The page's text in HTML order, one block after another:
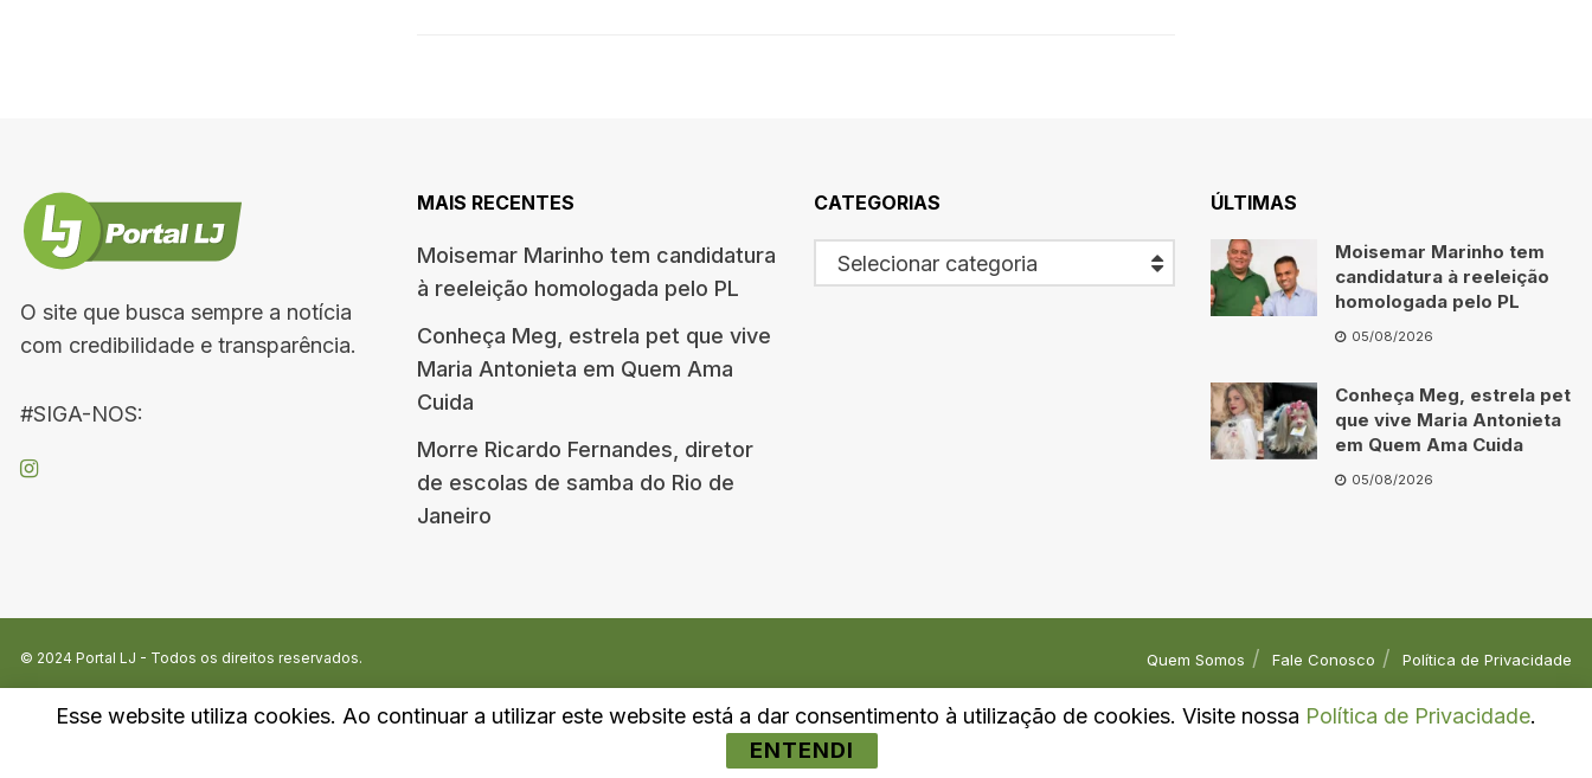
O site que busca sempre a notícia
com credibilidade e transparência.
#SIGA-NOS:
MAIS RECENTES
Moisemar Marinho tem candidatura
à reeleição homologada pelo PL
Conheça Meg, estrela pet que vive
Maria Antonieta em Quem Ama
Cuida
Morre Ricardo Fernandes, diretor
de escolas de samba do Rio de
Janeiro
CATEGORIAS
Selecionar categoria
ÚLTIMAS
Moisemar Marinho tem
candidatura à reeleição
homologada pelo PL
05/08/2026
Conheça Meg, estrela pet
que vive Maria Antonieta
em Quem Ama Cuida
05/08/2026
Quem Somos Fale Conosco Política de Privacidade
© 2024 Portal LJ - Todos os direitos reservados.
Esse website utiliza cookies. Ao continuar a utilizar este website está a dar consentimento à utilização de cookies. Visite nossa Política de Privacidade.
ENTENDI